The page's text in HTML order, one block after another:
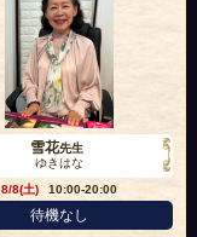
雪花先生
ゆきはな
8/8(土)
10:00-20:00
待機なし